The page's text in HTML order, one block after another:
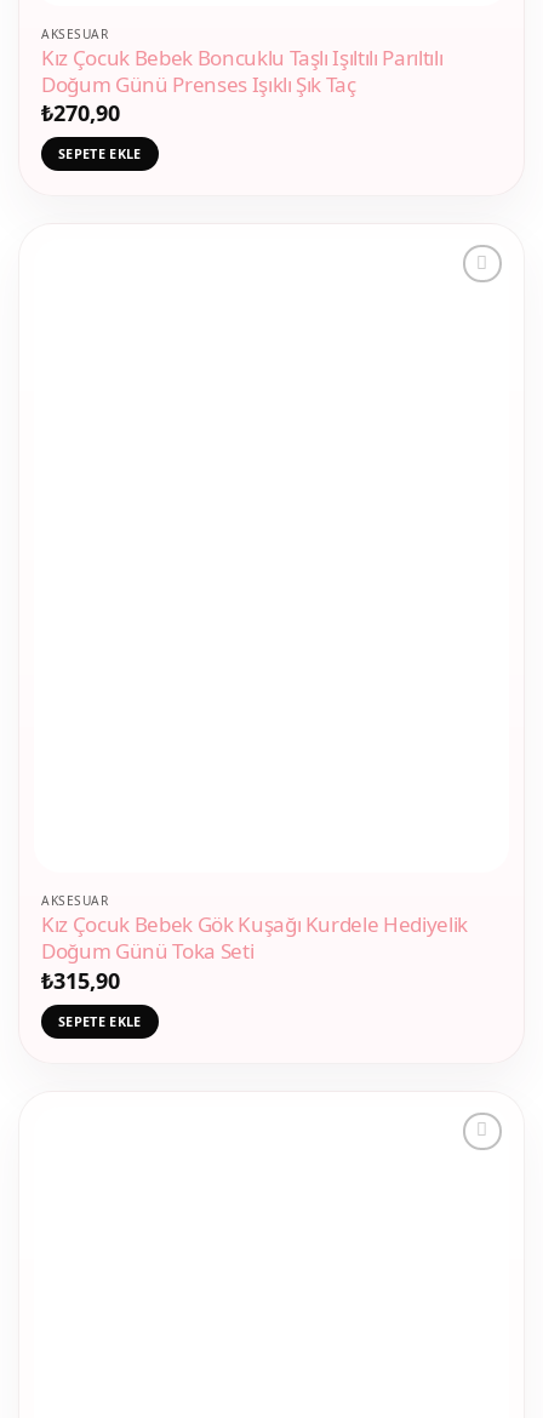
AKSESUAR
Kız Çocuk Bebek Boncuklu Taşlı Işıltılı Parıltılı
Doğum Günü Prenses Işıklı Şık Taç
₺270,90
SEPETE EKLE
AKSESUAR
Kız Çocuk Bebek Gök Kuşağı Kurdele Hediyelik
Doğum Günü Toka Seti
₺315,90
SEPETE EKLE